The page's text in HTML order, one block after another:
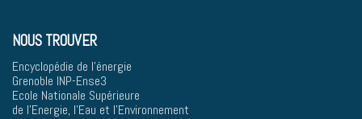
NOUS TROUVER
Encyclopédie de l'énergie
Grenoble INP-Ense3
Ecole Nationale Supérieure
de l'Energie, l'Eau et l'Environnement